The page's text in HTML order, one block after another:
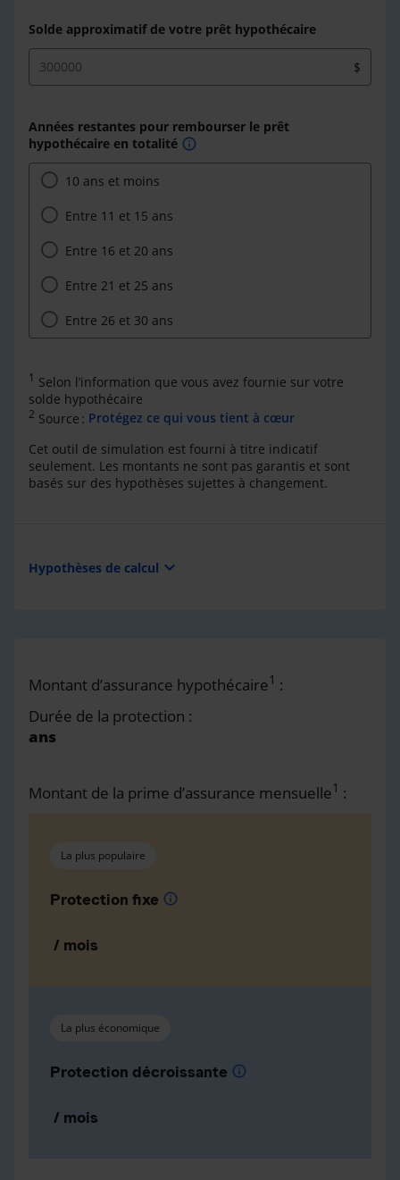
Solde approximatif de votre prêt hypothécaire
$
Années restantes pour rembourser le prêt
hypothécaire en totalité info
10 ans et moins
Entre 11 et 15 ans
Entre 16 et 20 ans
Entre 21 et 25 ans
Entre 26 et 30 ans
1 Selon l’information que vous avez fournie sur votre
solde hypothécaire
2 Source : Protégez ce qui vous tient à cœur
Cet outil de simulation est fourni à titre indicatif
seulement. Les montants ne sont pas garantis et sont
basés sur des hypothèses sujettes à changement.
Hypothèses de calcul expand_more
Montant d’assurance hypothécaire1 :
Durée de la protection :
ans
Montant de la prime d’assurance mensuelle1 :
La plus populaire
Protection fixe info
/ mois
La plus économique
Protection décroissante info
/ mois